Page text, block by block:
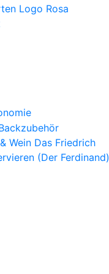
Wein Das Friedrich
(Der Ferdinand)